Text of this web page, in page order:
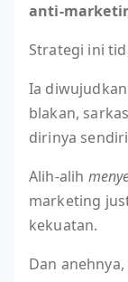
anti-
Strategi ini
Ia
blakan,
dirinya
Alih-alih
marketing
kekuatan.
Dan